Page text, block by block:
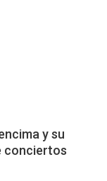
y su
conciertos